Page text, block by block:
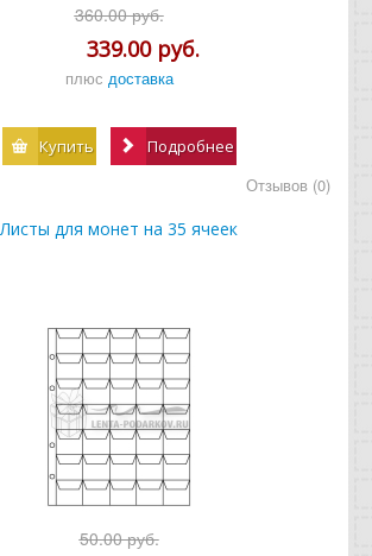
360.00 руб.
339.00 руб.
плюс доставка
Купить Подробнее
Отзывов (0)
Листы для монет на 35 ячеек
50.00 руб.